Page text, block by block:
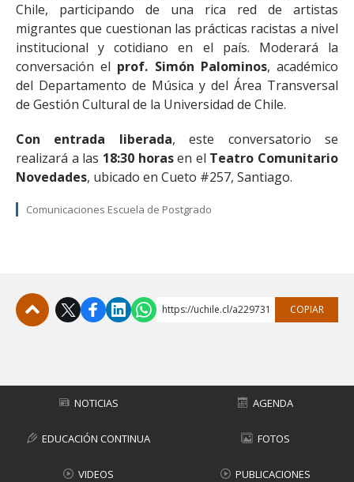
Chile, participando de una rica red de artistas
migrantes que cuestionan las prácticas racistas a nivel
institucional y cotidiano en el país. Moderará la
conversación el prof. Simón Palominos, académico
del Departamento de Música y del Área Transversal
de Gestión Cultural de la Universidad de Chile.
Con entrada liberada, este conversatorio se
realizará a las 18:30 horasen el Teatro Comunitario
Novedades, ubicado en Cueto #257, Santiago.
Comunicaciones Escuela de Postgrado
https://uchile.cl/a229731 COPIAR
NOTICIAS AGENDA
EDUCACIÓN CONTINUA FOTOS
VIDEOS PUBLICACIONES